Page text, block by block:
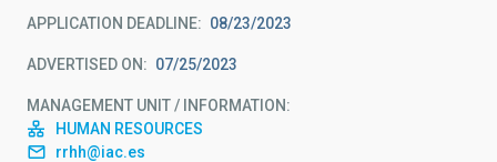
APPLICATION DEADLINE 08/23/2023
ADVERTISED ON 07/25/2023
MANAGEMENT UNIT / INFORMATION
HUMAN RESOURCES
rrhh@iac.es